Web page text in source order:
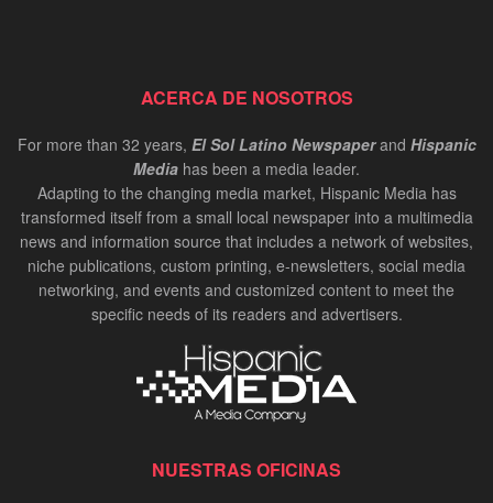
ACERCA DE NOSOTROS
For more than 32 years, El Sol Latino Newspaperand Hispanic
Media has been a media leader.
Adapting to the changing media market, Hispanic Media has
transformed itself from a small local newspaper into a multimedia
news and information source that includes a network of websites,
niche publications, custom printing, e-newsletters, social media
networking, and events and customized content to meet the
specific needs of its readers and advertisers.
NUESTRAS OFICINAS